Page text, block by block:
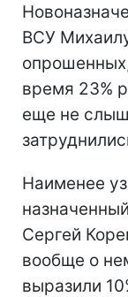
ВСУ
время 23%
еще не
Наименее
Сергей
вообще о
выразили